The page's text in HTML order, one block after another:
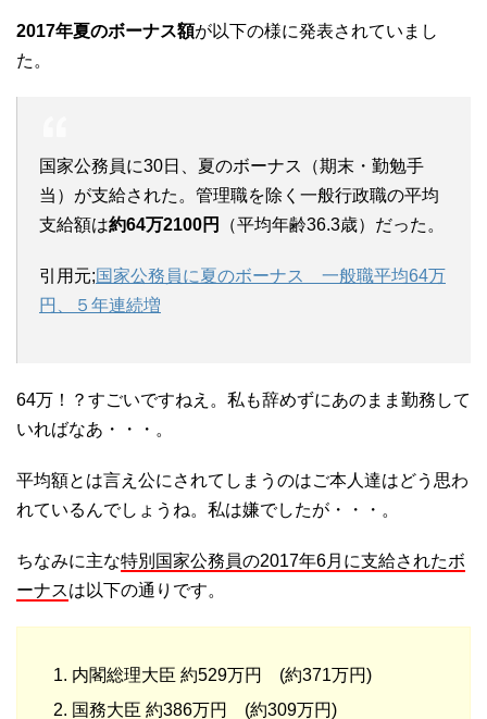
2017年夏のボーナス額が以下の様に発表されていまし
た。
国家公務員に30日、夏のボーナス（期末・勤勉手
当）が支給された。管理職を除く一般行政職の平均
支給額は約64万2100円 （平均年齢36.3歳）だった。
引用元;国家公務員に夏のボーナス 一般職平均64万
円、５年連続増
64万！？すごいですねえ。私も辞めずにあのまま勤務して
いればなあ・・・。
平均額とは言え公にされてしまうのはご本人達はどう思わ
れているんでしょうね。私は嫌でしたが・・・。
ちなみに主な特別国家公務員の2017年6月に支給されたボ
ーナスは以下の通りです。
内閣総理大臣 約529万円 (約371万円)
国務大臣 約386万円 (約309万円)